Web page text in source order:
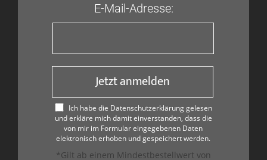
E-Mail-Adresse:
Jetzt anmelden
Ich habe die Datenschutzerklärung gelesen
und erkläre mich damit einverstanden, dass die
von mir im Formular eingegebenen Daten
elektronisch erhoben und gespeichert werden.
*Gilt ab einem Mindestbestellwert von